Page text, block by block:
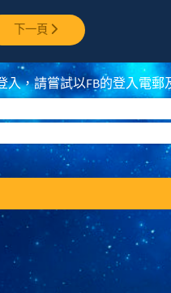
- 開車撞鬼
下一篇文章: MSEP03 - 不明生物
下一頁
入，請嘗試以FB的登入電郵